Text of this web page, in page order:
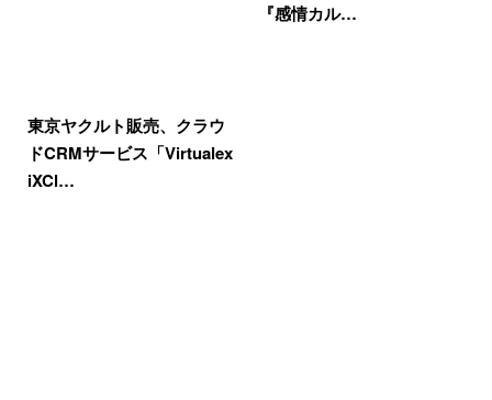
東京ヤクルト販売、クラウ
ドCRMサービス「Virtualex
iXCl…
『感情カル…